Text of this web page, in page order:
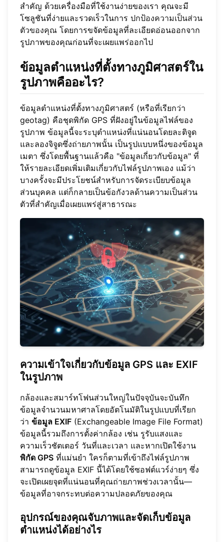
สำคัญ ด้วยเครื่องมือที่ใช้งานง่ายของเรา คุณจะมี
โซลูชันที่ง่ายและรวดเร็วในการ ปกป้องความเป็นส่วน
ตัวของคุณ โดยการขจัดข้อมูลที่ละเอียดอ่อนออกจาก
รูปภาพของคุณก่อนที่จะเผยแพร่ออกไป
ข้อมูลตำแหน่งที่ตั้งทางภูมิศาสตร์ใน
รูปภาพคืออะไร?
ข้อมูลตำแหน่งที่ตั้งทางภูมิศาสตร์ (หรือที่เรียกว่า
geotag) คือชุดพิกัด GPS ที่ฝังอยู่ในข้อมูลไฟล์ของ
รูปภาพ ข้อมูลนี้จะระบุตำแหน่งที่แน่นอนโดยละติจูด
และลองจิจูดซึ่งถ่ายภาพนั้น เป็นรูปแบบหนึ่งของข้อมูล
เมตา ซึ่งโดยพื้นฐานแล้วคือ "ข้อมูลเกี่ยวกับข้อมูล" ที่
ให้รายละเอียดเพิ่มเติมเกี่ยวกับไฟล์รูปภาพเอง แม้ว่า
บางครั้งจะมีประโยชน์สำหรับการจัดระเบียบข้อมูล
ส่วนบุคคล แต่ก็กลายเป็นข้อกังวลด้านความเป็นส่วน
ตัวที่สำคัญเมื่อเผยแพร่สู่สาธารณะ
ความเข้าใจเกี่ยวกับข้อมูล GPS และ EXIF
ในรูปภาพ
กล้องและสมาร์ทโฟนส่วนใหญ่ในปัจจุบันจะบันทึก
ข้อมูลจำนวนมหาศาลโดยอัตโนมัติในรูปแบบที่เรียก
ว่า ข้อมูล EXIF (Exchangeable Image File Format)
ข้อมูลนี้รวมถึงการตั้งค่ากล้อง เช่น รูรับแสงและ
ความเร็วชัตเตอร์ วันที่และเวลา และหากเปิดใช้งาน
พิกัด GPS ที่แม่นยำ ใครก็ตามที่เข้าถึงไฟล์รูปภาพ
สามารถดูข้อมูล EXIF นี้ได้โดยใช้ซอฟต์แวร์ง่ายๆ ซึ่ง
จะเปิดเผยจุดที่แน่นอนที่คุณถ่ายภาพช่วงเวลานั้น—
ข้อมูลที่อาจกระทบต่อความปลอดภัยของคุณ
อุปกรณ์ของคุณจับภาพและจัดเก็บข้อมูล
ตำแหน่งได้อย่างไร